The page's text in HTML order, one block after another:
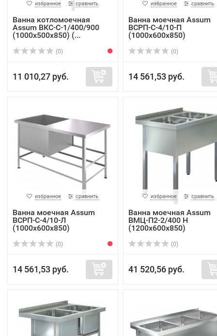
избранное сравнить
Ванна котломоечная
Assum ВКС-С-1/400/900
(1000х500х850) (...
(0)
11 010,27 руб.
избранное сравнить
Ванна моечная Assum
ВСРП-С-4/10-П
(1000х600х850)
(0)
14 561,53 руб.
избранное сравнить
Ванна моечная Assum
ВСРП-С-4/10-Л
(1000х600х850)
(0)
14 561,53 руб.
избранное сравнить
Ванна моечная Assum
ВМЦ-П2-2/400 Н
(1200х600х850)
(0)
41 520,56 руб.